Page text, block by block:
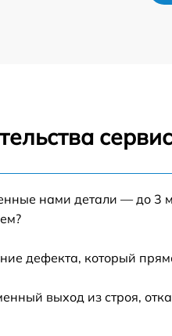
нами детали — до 3
дефекта, который
выход из строя,